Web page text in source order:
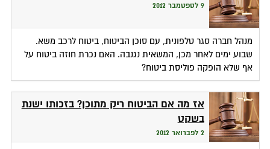
9 לספטמבר 2012
מנהל חברה סגר טלפונית, עם סוכן הביטוח, ביטוח לרכב משא.
שבוע ימים לאחר מכן, המשאית נגנבה. האם נכרת חוזה ביטוח על
אף שלא הופקה פוליסת ביטוח?
אז מה אם הביטוח ריק מתוכן? בזכותו ישנת
בשקט
2 לפברואר 2012